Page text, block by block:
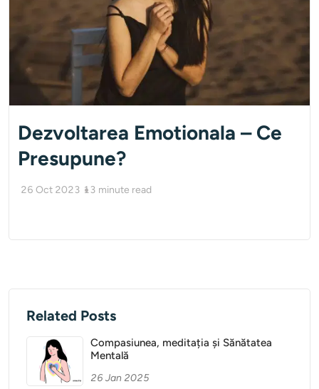
Dezvoltarea Emotionala – Ce
Presupune?
26 Oct 2023 13 minute read
Related Posts
Compasiunea, meditația și Sănătatea
Mentală
26 Jan 2025